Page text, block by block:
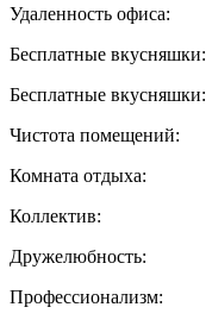
Удаленность офиса:
Бесплатные вкусняшки:
Бесплатные вкусняшки:
Чистота помещений:
Комната отдыха:
Коллектив:
Дружелюбность:
Профессионализм: